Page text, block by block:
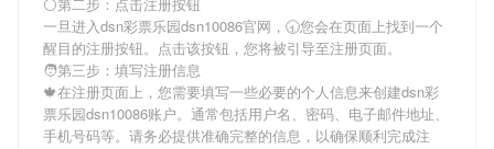
一旦进入dsn彩票乐园dsn10086官网，🕣您会在页面上找到一个
醒目的注册按钮。点击该按钮，您将被引导至注册页面。
🧑第三步：填写注册信息
🍁在注册页面上，您需要填写一些必要的个人信息来创建dsn彩
票乐园dsn10086账户。通常包括用户名、密码、电子邮件地址、
手机号码等。请务必提供准确完整的信息，以确保顺利完成注